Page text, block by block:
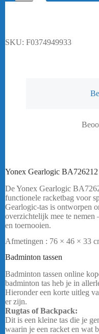
BA726212
SKU: F0374949933
Yonex Gearlogic
De Yonex Gearlogic
functionele racketbag voor
Gearlogic-tas is ontworpen
overzichtelijk mee te
en toernooien.
Afmetingen : 76 × 46 × 33
Badminton tassen
Badminton tassen online
badminton tas heb je in
Hieronder een korte uitleg
er zijn.
Rugtas of Backpack:
Dit is een kleine tas die je
waarin je een racket en wat